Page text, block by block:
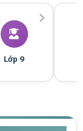
Lớp 9